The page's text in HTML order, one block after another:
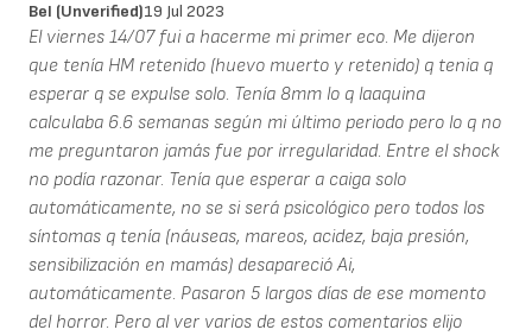
Bel (unverified)19 Jul 2023
El viernes 14/07 fui a hacerme mi primer eco. Me dijeron
que tenía HM retenido (huevo muerto y retenido) q tenia q
esperar q se expulse solo. Tenía 8mm lo q laaquina
calculaba 6.6 semanas según mi último periodo pero lo q no
me preguntaron jamás fue por irregularidad. Entre el shock
no podía razonar. Tenía que esperar a caiga solo
automáticamente, no se si será psicológico pero todos los
síntomas q tenía (náuseas, mareos, acidez, baja presión,
sensibilización en mamás) desapareció Ai,
automáticamente. Pasaron 5 largos días de ese momento
del horror. Pero al ver varios de estos comentarios elijo